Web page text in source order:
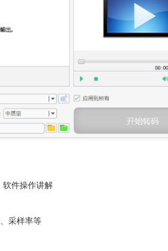
件操作讲解
采样率等